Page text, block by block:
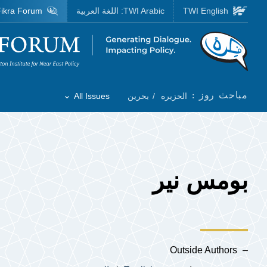
Skip to main content
Homepage
مباحث روز : الحزیره بحرین
Toggle List of
All Issues
TWI English
TWI Arabic: اللغة العربية Forum
بومس نیر
Outside Authors